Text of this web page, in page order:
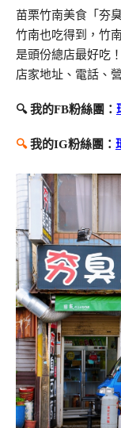
苗栗竹南美食「夯
竹南也吃得到，竹
是頭份總店最好吃
店家地址、電話、
🔍 我的FB粉絲團：
🔍我的IG粉絲團：